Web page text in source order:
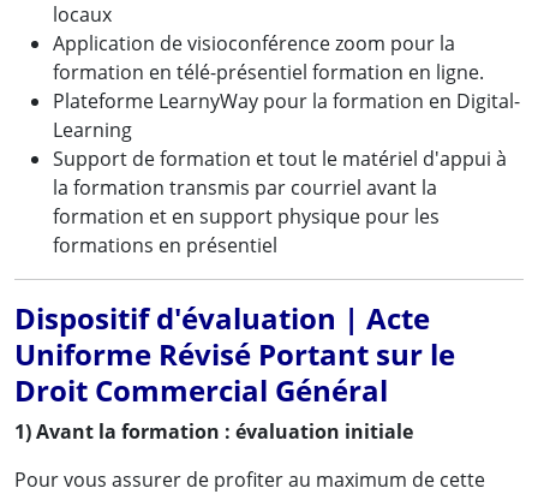
locaux
Application de visioconférence zoom pour la
formation en télé-présentiel formation en ligne.
Plateforme LearnyWay pour la formation en Digital-
Learning
Support de formation et tout le matériel d'appui à
la formation transmis par courriel avant la
formation et en support physique pour les
formations en présentiel
Dispositif d'évaluation | Acte
Uniforme Révisé Portant sur le
Droit Commercial Général
1) Avant la formation : évaluation initiale
Pour vous assurer de profiter au maximum de cette